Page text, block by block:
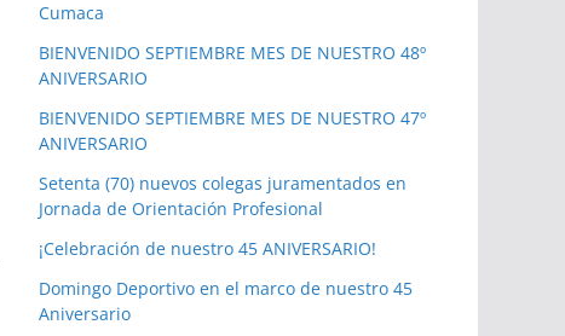
Cumaca
BIENVENIDO SEPTIEMBRE MES DE NUESTRO 48º
ANIVERSARIO
BIENVENIDO SEPTIEMBRE MES DE NUESTRO 47º
ANIVERSARIO
Setenta (70) nuevos colegas juramentados en
Jornada de Orientación Profesional
¡Celebración de nuestro 45 ANIVERSARIO!
Domingo Deportivo en el marco de nuestro 45
Aniversario